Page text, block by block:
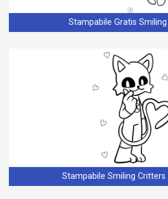
Stampabile Gratis
Stampabile Smiling Critters